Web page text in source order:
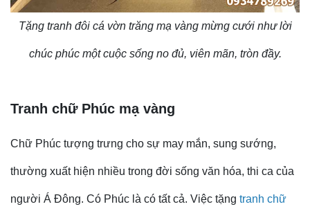
Tặng tranh đôi cá vờn trăng mạ vàng mừng cưới như lời
chúc phúc một cuộc sống no đủ, viên mãn, tròn đầy.
Tranh chữ Phúc mạ vàng
Chữ Phúc tượng trưng cho sự may mắn, sung sướng,
thường xuất hiện nhiều trong đời sống văn hóa, thi ca của
người Á Đông. Có Phúc là có tất cả. Việc tặng tranh chữ